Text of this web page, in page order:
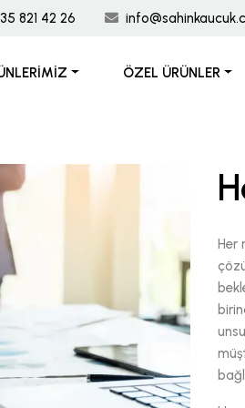
821 42 26
ÖZEL ÜRÜNLER
Her